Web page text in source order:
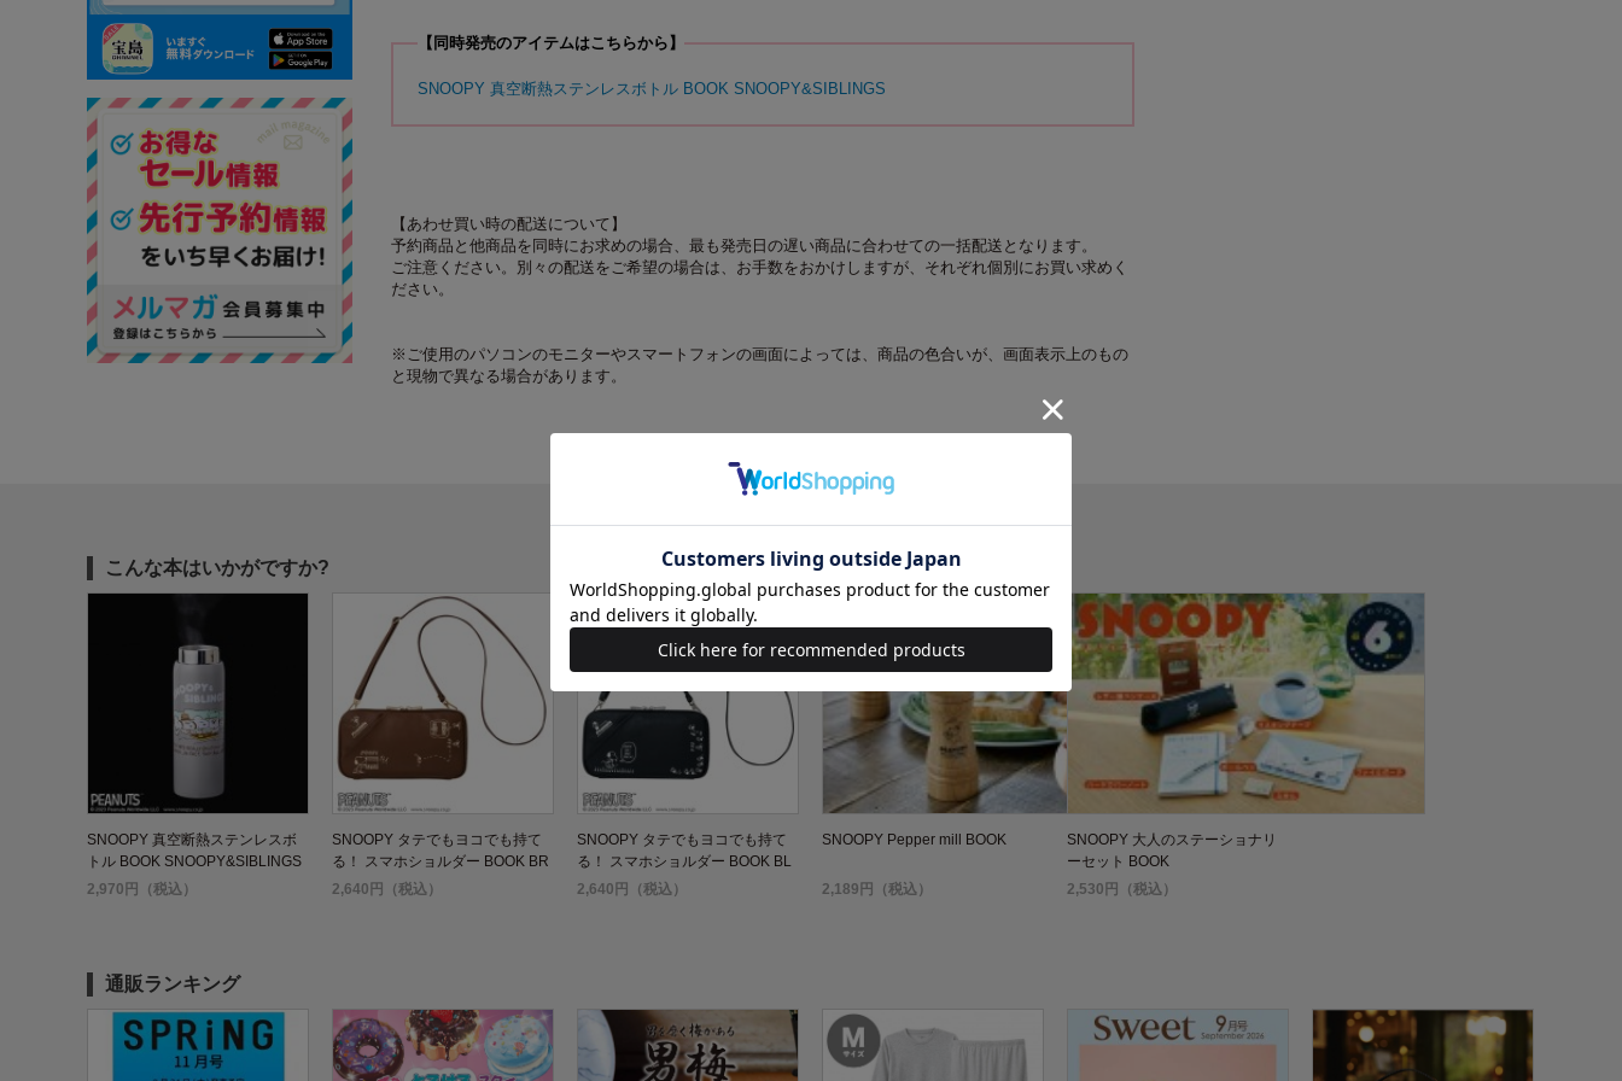
【同時発売のアイテムはこちらから】
SNOOPY 真空断熱ステンレスボトル BOOK SNOOPY&SIBLINGS
【あわせ買い時の配送について】
予約商品と他商品を同時にお求めの場合、最も発売日の遅い商品に合わせての一括配送となります。
ご注意ください。別々の配送をご希望の場合は、お手数をおかけしますが、それぞれ個別にお買い求めく
ださい。
※ご使用のパソコンのモニターやスマートフォンの画面によっては、商品の色合いが、画面表示上のもの
と現物で異なる場合があります。
こんな本はいかがですか?
SNOOPY 真空断熱ステンレスボ
トル BOOK SNOOPY&SIBLINGS
2,970円（税込）
SNOOPY タテでもヨコでも持て
る！ スマホショルダー BOOK BR
OWN
2,640円（税込）
SNOOPY タテでもヨコでも持て
る！ スマホショルダー BOOK BL
ACK
2,640円（税込）
SNOOPY Pepper mill BOOK
2,189円（税込）
SNOOPY 大人のステーショナリ
ーセット BOOK
2,530円（税込）
通販ランキング